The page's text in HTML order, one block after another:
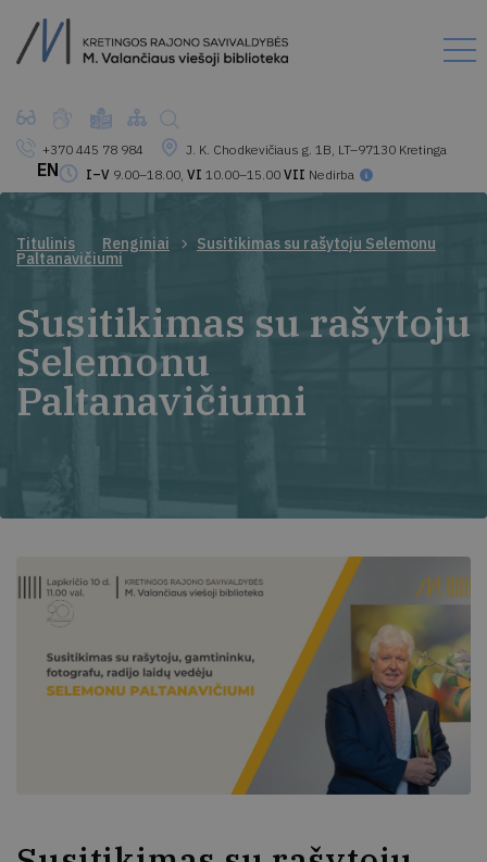
+370 445 78 984
J. K. Chodkevičiaus g. 1B, LT–97130 Kretinga
I–V 9.00–18.00, VI 10.00–15.00 VII Nedirba
EN
Titulinis Renginiai Susitikimas su rašytoju Selemonu
Paltanavičiumi
Susitikimas su rašytoju
Selemonu
Paltanavičiumi